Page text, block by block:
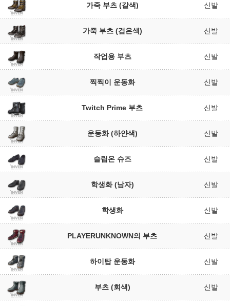
가죽 부츠 (갈색) 신발
가죽 부츠 (검은색) 신발
작업용 부츠 신발
찍찍이 운동화 신발
Twitch Prime 부츠 신발
운동화 (하얀색) 신발
슬립온 슈즈 신발
학생화 (남자) 신발
학생화 신발
PLAYERUNKNOWN의 부츠 신발
하이탑 운동화 신발
부츠 (회색) 신발